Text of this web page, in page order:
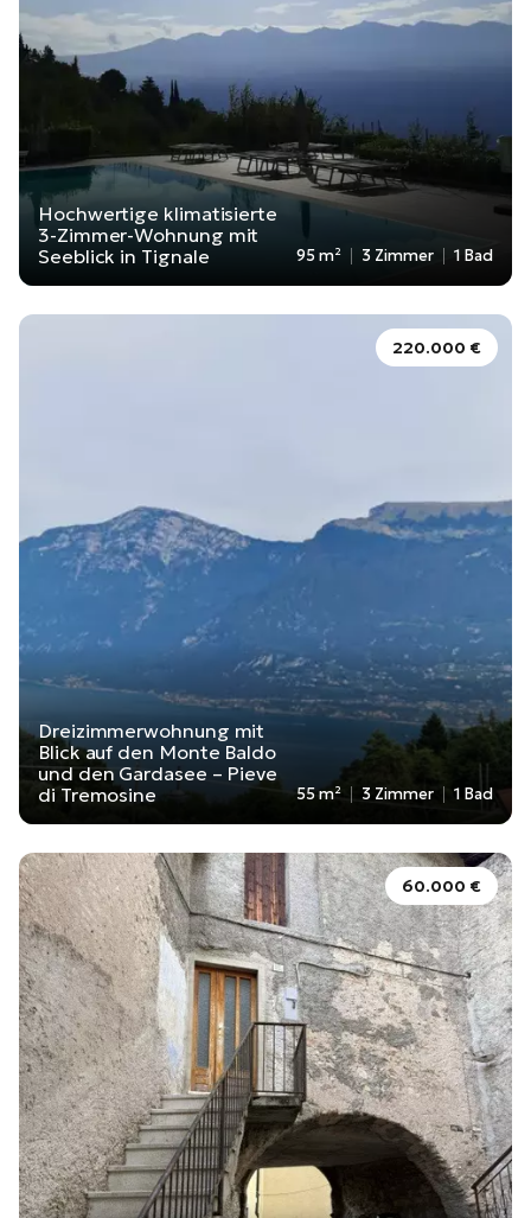
Hochwertige klimatisierte
3-Zimmer-Wohnung mit
Seeblick in Tignale
95 m² 3 Zimmer 1 Bad
220.000 €
Dreizimmerwohnung mit
Blick auf den Monte Baldo
und den Gardasee – Pieve
di Tremosine
55 m² 3 Zimmer 1 Bad
60.000 €